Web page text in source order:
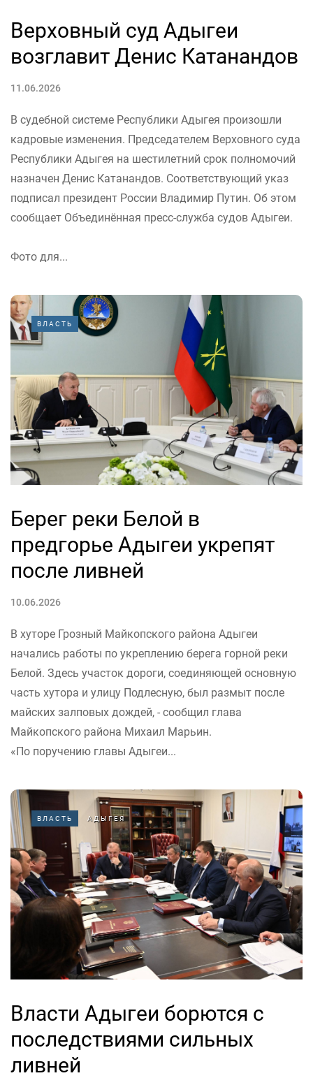
Верховный суд Адыгеи
возглавит Денис Катанандов
11.06.2026
В судебной системе Республики Адыгея произошли
кадровые изменения. Председателем Верховного суда
Республики Адыгея на шестилетний срок полномочий
назначен Денис Катанандов. Соответствующий указ
подписал президент России Владимир Путин. Об этом
сообщает Объединённая пресс-служба судов Адыгеи.
Фото для...
ВЛАСТЬ
Берег реки Белой в
предгорье Адыгеи укрепят
после ливней
10.06.2026
В хуторе Грозный Майкопского района Адыгеи
начались работы по укреплению берега горной реки
Белой. Здесь участок дороги, соединяющей основную
часть хутора и улицу Подлесную, был размыт после
майских залповых дождей, - сообщил глава
Майкопского района Михаил Марьин.
«По поручению главы Адыгеи...
ВЛАСТЬ АДЫГЕЯ
Власти Адыгеи борются с
последствиями сильных
ливней